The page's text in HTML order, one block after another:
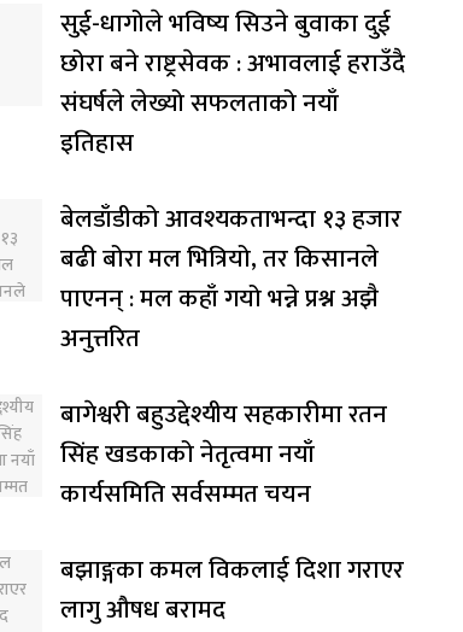
सुई-धागोले भविष्य सिउने बुवाका दुई
छोरा बने राष्ट्रसेवक : अभावलाई हराउँदै
संघर्षले लेख्यो सफलताको नयाँ
इतिहास
बेलडाँडीको आवश्यकताभन्दा १३ हजार
बढी बोरा मल भित्रियो, तर किसानले
पाएनन् : मल कहाँ गयो भन्ने प्रश्न अझै
अनुत्तरित
बागेश्वरी बहुउद्देश्यीय सहकारीमा रतन
सिंह खडकाको नेतृत्वमा नयाँ
कार्यसमिति सर्वसम्मत चयन
बझाङ्गका कमल विकलाई दिशा गराएर
लागु औषध बरामद